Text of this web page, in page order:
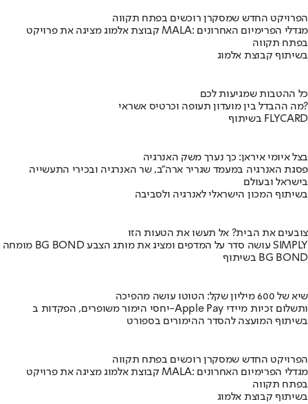
הפרויקט החדש שמסקרן רוכשים בפתח תקווה
קבוצת אלמוג מציגה את פרויקט MALA: מגדלי הפרימיום האחרונים
בפתח תקווה
בשיתוף קבוצת אלמוג
כל ההטבות שמגיעות לכם
מה ההבדל בין מועדון תעופה וכרטיס אשראי?
בשיתוף FLYCARD
בצל איומי איראן: כך נערך משק האנרגיה
פסגת האנרגיה במעמד שגריר ארה"ב, שר האנרגיה ובכירי התעשייה
בישראל ובעולם
בשיתוף המכון הישראלי לאנרגיה ולסביבה
צובעים את הבית? אל תעשו את הטעות הזו
מומחה BG BOND עושה סדר על המדפים ומציג את מותג הצבע SIMPLY
בשיתוף BG BOND
שיא של 600 מיליון שקל: הטוטו עושה מהפיכה
יחסי הימור משופרים, הפקדות ב-Apple Pay ותשלום זכיות מיידי
בשיתוף המועצה להסדר ההימורים בספורט
הפרויקט החדש שמסקרן רוכשים בפתח תקווה
קבוצת אלמוג מציגה את פרויקט MALA: מגדלי הפרימיום האחרונים
בפתח תקווה
בשיתוף קבוצת אלמוג